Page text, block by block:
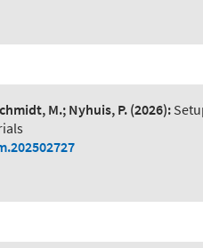
M.; Nyhuis, P. (2026):